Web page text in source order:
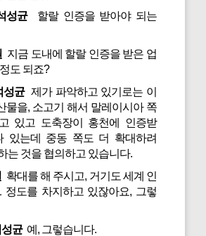
성균할랄 인증을 받아야 되는
지금 도내에 할랄 인증을 받은 업
도 되죠?
성균제가 파악하고 있기로는 이
물을, 소고기 해서 말레이시아 쪽
있고 도축장이 홍천에 인증받
있는데 중동 쪽도 더 확대하려
는 것을 협의하고 있습니다.
확대를 해 주시고, 거기도 세계 인
정도를 차지하고 있잖아요, 그렇
균예, 그렇습니다.